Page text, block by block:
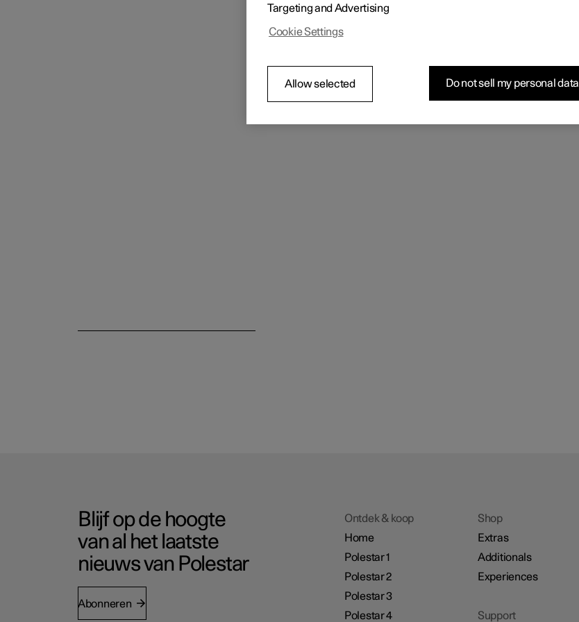
Blijf op de hoogte
van al het laatste
nieuws van Polestar
Abonneren
Ontdek & koop
Home
Polestar 1
Polestar 2
Polestar 3
Polestar 4
Shop
Extras
Additionals
Experiences
Support
Targeting and Advertising
Cookie Settings
Allow selected Do not sell my personal data